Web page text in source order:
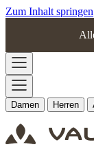
Zum Inhalt springen
Damen Herren